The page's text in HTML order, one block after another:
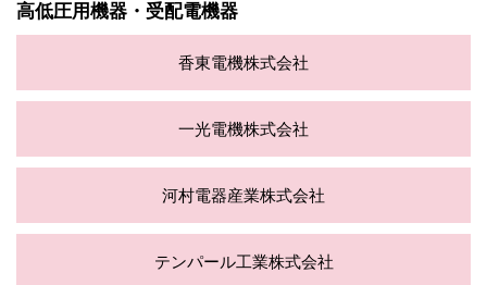
高低圧用機器・受配電機器
香東電機株式会社
一光電機株式会社
河村電器産業株式会社
テンパール工業株式会社